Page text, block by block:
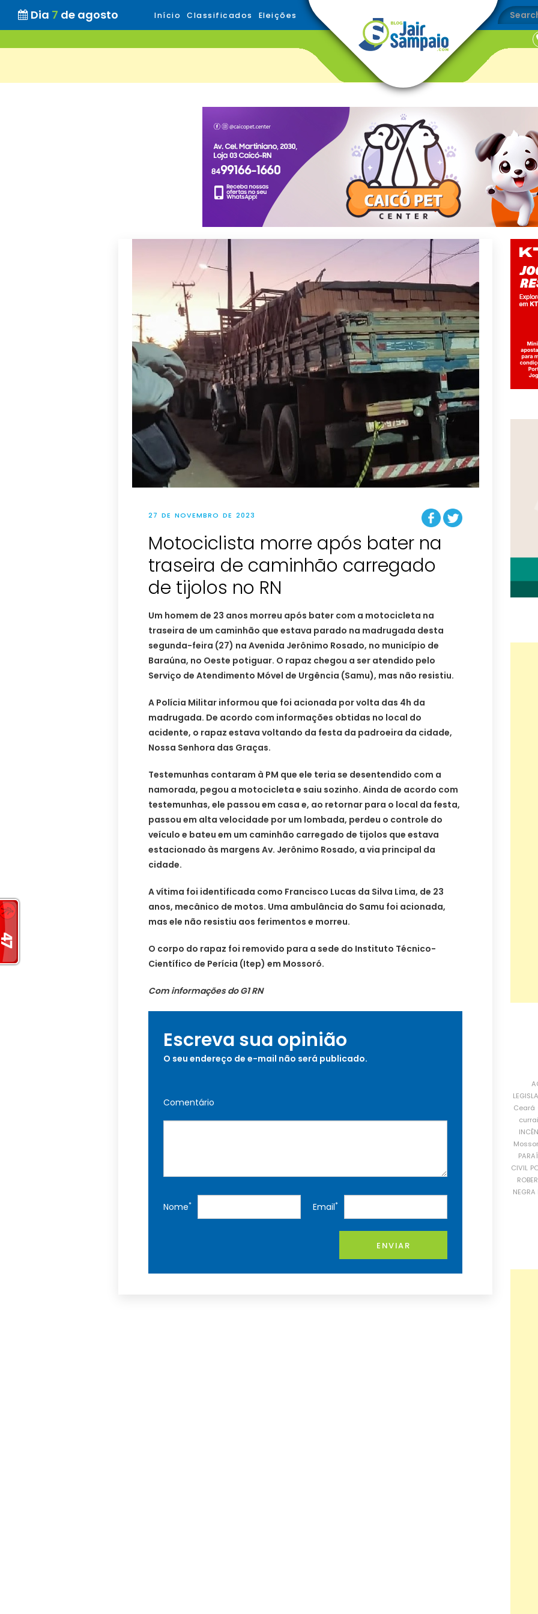
Dia 7 de agosto Início Classificados Eleições
27 DE NOVEMBRO DE 2023
Motociclista morre após bater na
traseira de caminhão carregado
de tijolos no RN
Um homem de 23 anos morreu após bater com a motocicleta na
traseira de um caminhão que estava parado na madrugada desta
segunda-feira (27) na Avenida Jerônimo Rosado, no município de
Baraúna, no Oeste potiguar. O rapaz chegou a ser atendido pelo
Serviço de Atendimento Móvel de Urgência (Samu), mas não resistiu.
A Polícia Militar informou que foi acionada por volta das 4h da
madrugada. De acordo com informações obtidas no local do
acidente, o rapaz estava voltando da festa da padroeira da cidade,
Nossa Senhora das Graças.
Testemunhas contaram à PM que ele teria se desentendido com a
namorada, pegou a motocicleta e saiu sozinho. Ainda de acordo com
testemunhas, ele passou em casa e, ao retornar para o local da festa,
passou em alta velocidade por um lombada, perdeu o controle do
veículo e bateu em um caminhão carregado de tijolos que estava
estacionado às margens Av. Jerônimo Rosado, a via principal da
cidade.
A vítima foi identificada como Francisco Lucas da Silva Lima, de 23
anos, mecânico de motos. Uma ambulância do Samu foi acionada,
mas ele não resistiu aos ferimentos e morreu.
O corpo do rapaz foi removido para a sede do Instituto Técnico-
Científico de Perícia (Itep) em Mossoró.
Com informações do G1 RN
Escreva sua opinião
O seu endereço de e-mail não será publicado.
Comentário
Nome* Email*
ENVIAR
Ceará
CIVIL
NEGRA